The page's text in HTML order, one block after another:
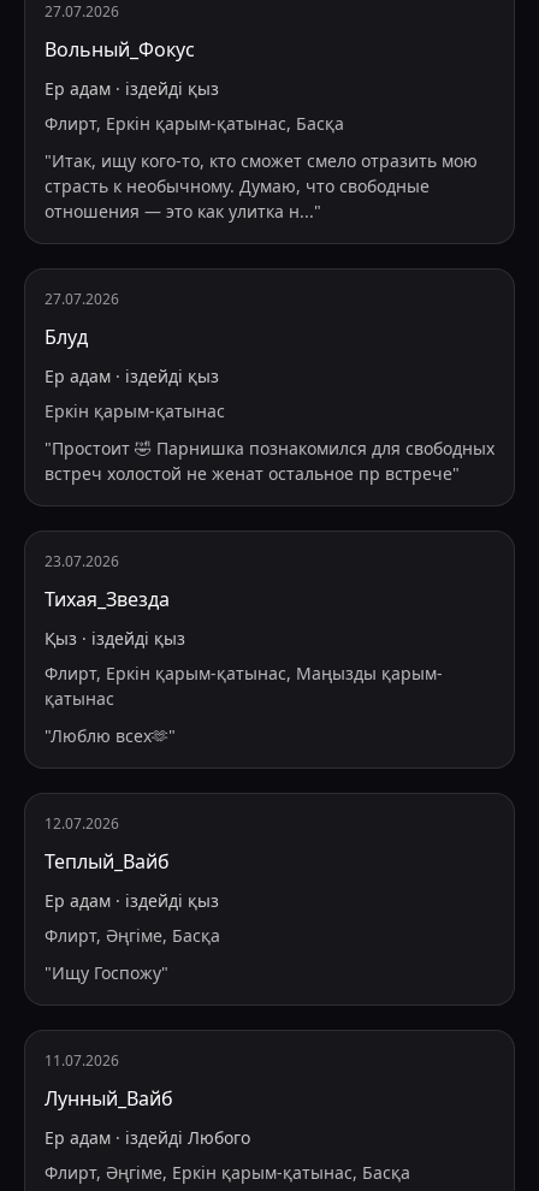
27.07.2026
Вольный_Фокус
Ер адам · іздейді қыз
Флирт, Еркін қарым-қатынас, Басқа
"Итак, ищу кого-то, кто сможет смело отразить мою
страсть к необычному. Думаю, что свободные
отношения — это как улитка н..."
27.07.2026
Блуд
Ер адам · іздейді қыз
Еркін қарым-қатынас
"Простоит 🤣 Парнишка познакомился для свободных
встреч холостой не женат остальное пр встрече"
23.07.2026
Тихая_Звезда
Қыз · іздейді қыз
Флирт, Еркін қарым-қатынас, Маңызды қарым-
қатынас
"Люблю всех🫶"
12.07.2026
Теплый_Вайб
Ер адам · іздейді қыз
Флирт, Әңгіме, Басқа
"Ищу Госпожу"
11.07.2026
Лунный_Вайб
Ер адам · іздейді Любого
Флирт, Әңгіме, Еркін қарым-қатынас, Басқа